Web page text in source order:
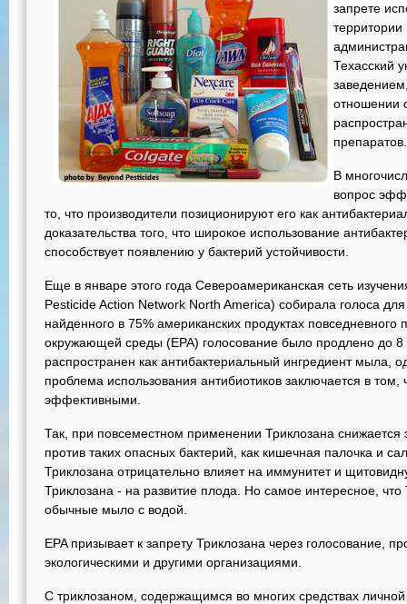
запрете
территории
Техасский
отношении
препаратов.
В
вопрос
то, что производители позиционируют его как
доказательства того, что широкое использование
способствует появлению у бактерий устойчивости.
Еще в январе этого года Североамериканская сеть
Pesticide Action Network North America) собирала голоса для
найденного в 75% американских продуктах повседневного
окружающей среды (EPA) голосование было продлено до
распространен как антибактериальный ингредиент мыла,
проблема использования антибиотиков заключается в том,
эффективными.
Так, при повсеместном применении Триклозана снижается
против таких опасных бактерий, как кишечная палочка и
Триклозана отрицательно влияет на иммунитет и
Триклозана - на развитие плода. Но самое интересное,
обычные мыло с водой.
EPA призывает к запрету Триклозана через голосование,
экологическими и другими организациями.
С триклозаном, содержащимся во многих средствах